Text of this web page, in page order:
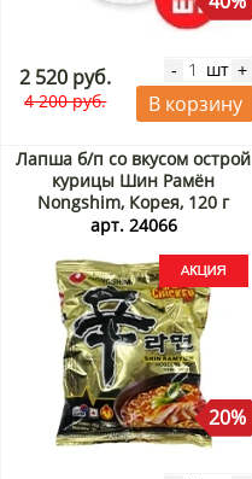
2 520 руб.
4 200 руб.
- шт +
В корзину
Лапша б/п со вкусом острой
курицы Шин Рамён
Nongshim, Корея, 120 г
Акция
арт. 24066
20%